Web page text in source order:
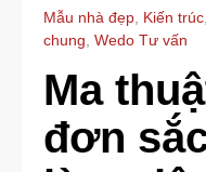
Mẫu nhà đẹp Kiến trúc
chung Wedo Tư vấn
Ma
đơn